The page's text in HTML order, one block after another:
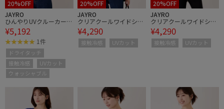
20%OFF
JAYRO
ひんやりUVクルーカーデ
ィガン
¥5,192
1件
ドライタッチ
接触冷感
UVカット
ウォッシャブル
20%OFF
JAYRO
クリアクールワイドシル
エットプルオーバー
¥4,290
接触冷感 UVカット
20%OFF
JAYRO
クリアクールワイドシル
エットプルオーバー
¥4,290
接触冷感 UVカット